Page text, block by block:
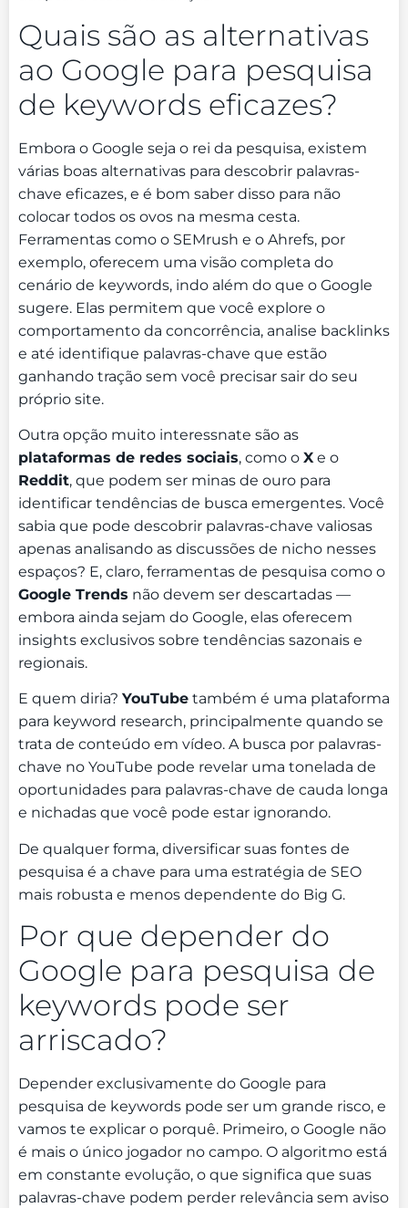
Quais são as alternativas
ao Google para pesquisa
de keywords eficazes?
Embora o Google seja o rei da pesquisa, existem
várias boas alternativas para descobrir palavras-
chave eficazes, e é bom saber disso para não
colocar todos os ovos na mesma cesta.
Ferramentas como o SEMrush e o Ahrefs, por
exemplo, oferecem uma visão completa do
cenário de keywords, indo além do que o Google
sugere. Elas permitem que você explore o
comportamento da concorrência, analise backlinks
e até identifique palavras-chave que estão
ganhando tração sem você precisar sair do seu
próprio site.
Outra opção muito interessnate são as
plataformas de redes sociais, como o X e o
Reddit, que podem ser minas de ouro para
identificar tendências de busca emergentes. Você
sabia que pode descobrir palavras-chave valiosas
apenas analisando as discussões de nicho nesses
espaços? E, claro, ferramentas de pesquisa como o
Google Trends não devem ser descartadas —
embora ainda sejam do Google, elas oferecem
insights exclusivos sobre tendências sazonais e
regionais.
E quem diria? YouTube também é uma plataforma
para keyword research, principalmente quando se
trata de conteúdo em vídeo. A busca por palavras-
chave no YouTube pode revelar uma tonelada de
oportunidades para palavras-chave de cauda longa
e nichadas que você pode estar ignorando.
De qualquer forma, diversificar suas fontes de
pesquisa é a chave para uma estratégia de SEO
mais robusta e menos dependente do Big G.
Por que depender do
Google para pesquisa de
keywords pode ser
arriscado?
Depender exclusivamente do Google para
pesquisa de keywords pode ser um grande risco, e
vamos te explicar o porquê. Primeiro, o Google não
é mais o único jogador no campo. O algoritmo está
em constante evolução, o que significa que suas
palavras-chave podem perder relevância sem aviso